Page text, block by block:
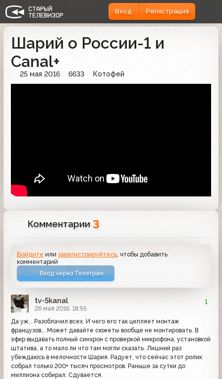
Вход Регистрация
Шарий о России-1 и
Canal+
25 мая 2016 6633 Котофей
Комментарии 3
Войдите илизарегистрируйтесь, чтобы добавить
комментарий
Вход через Телеграм
tv-5kanal
26 мая 2016, 18:55
1
Да уж... Разоблачил всех. И чего его так цепляет монтаж
французов... Может давайте сюжеты вообще не монтировать. В
эфир выдавать полный синхрон с проверкой микрофона, установкой
штатива, а то мало ли что там могли сказать. Лишний раз
убеждаюсь в мелочности Шария. Радует, что сейчас этот ролик
собрал только 200+ тысяч просмотров. Раньше за сутки до
миллиона собирал. Сдувается.